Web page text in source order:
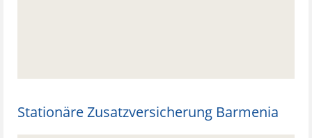
Stationäre Zusatzversicherung Barmenia